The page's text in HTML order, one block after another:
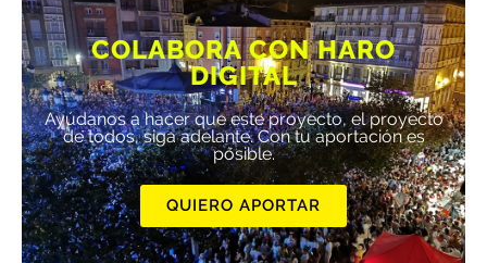
COLABORA CON HARO
DIGITAL
Ayúdanos a hacer que este proyecto, el proyecto
de todos, siga adelante. Con tu aportación es
posible.
QUIERO APORTAR